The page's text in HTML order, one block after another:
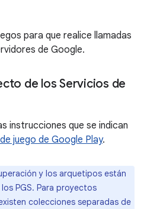
para que realice llamadas
de Google.
de los Servicios de
instrucciones que se indican
juego de Google Play.
y los arquetipos están
PGS. Para proyectos
colecciones separadas de